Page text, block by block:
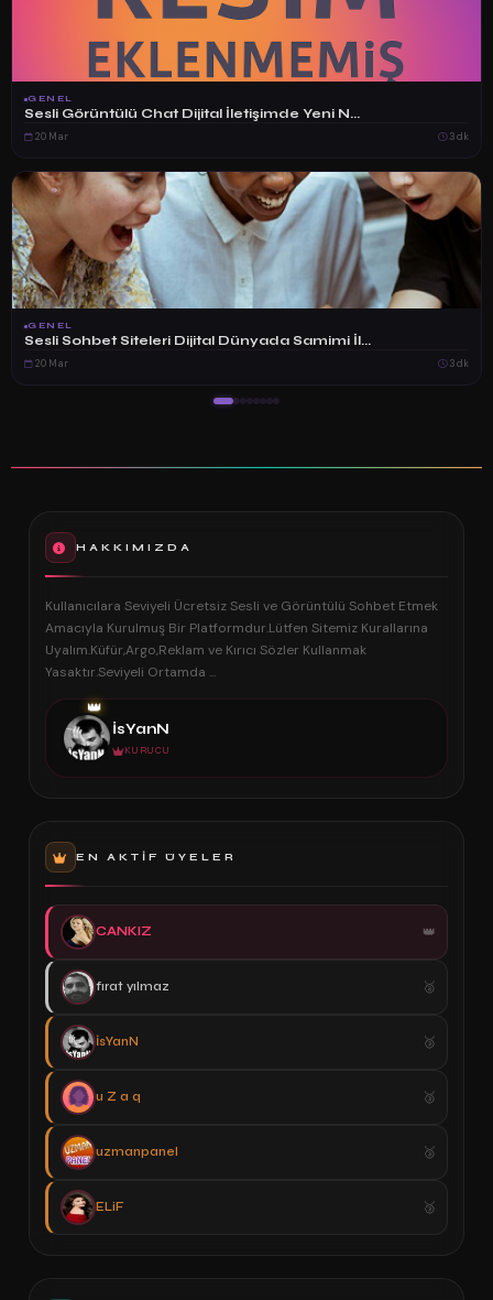
GENEL
Sesli Görüntülü Chat Dijital İletişimde Yeni N...
20 Mar 3 dk
GENEL
Sesli Sohbet Siteleri Dijital Dünyada Samimi İl...
20 Mar 3 dk
HAKKIMIZDA
Kullanıcılara Seviyeli Ücretsiz Sesli ve Görüntülü Sohbet Etmek
Amacıyla Kurulmuş Bir Platformdur.Lütfen Sitemiz Kurallarına
Uyalım.Küfür,Argo,Reklam ve Kırıcı Sözler Kullanmak
Yasaktır.Seviyeli Ortamda ...
👑
İsYanN
KURUCU
EN AKTIF ÜYELER
CANKIZ
fırat yılmaz
İsYanN
u Z a q
uzmanpanel
ELiF